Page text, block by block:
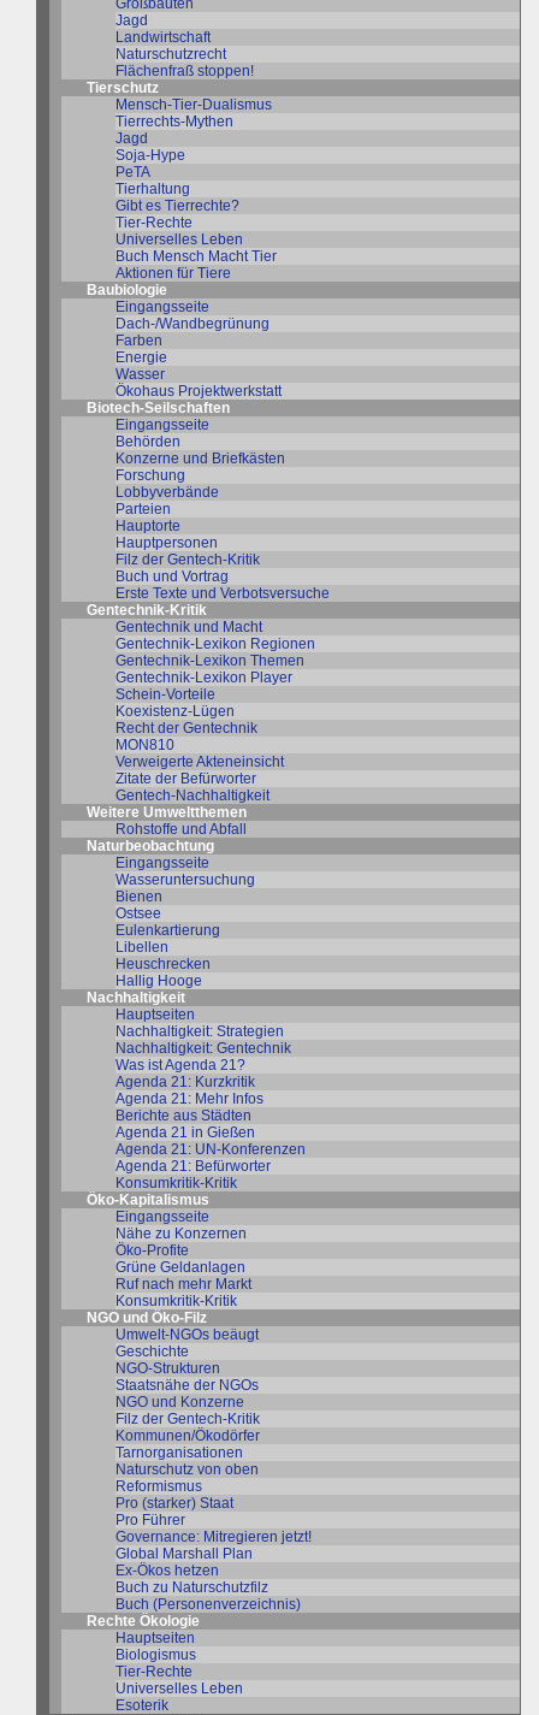
Großbauten
Jagd
Landwirtschaft
Naturschutzrecht
Flächenfraß stoppen!
Tierschutz
Mensch-Tier-Dualismus
Tierrechts-Mythen
Jagd
Soja-Hype
PeTA
Tierhaltung
Gibt es Tierrechte?
Tier-Rechte
Universelles Leben
Buch Mensch Macht Tier
Aktionen für Tiere
Baubiologie
Eingangsseite
Dach-/Wandbegrünung
Farben
Energie
Wasser
Ökohaus Projektwerkstatt
Biotech-Seilschaften
Eingangsseite
Behörden
Konzerne und Briefkästen
Forschung
Lobbyverbände
Parteien
Hauptorte
Hauptpersonen
Filz der Gentech-Kritik
Buch und Vortrag
Erste Texte und Verbotsversuche
Gentechnik-Kritik
Gentechnik und Macht
Gentechnik-Lexikon Regionen
Gentechnik-Lexikon Themen
Gentechnik-Lexikon Player
Schein-Vorteile
Koexistenz-Lügen
Recht der Gentechnik
MON810
Verweigerte Akteneinsicht
Zitate der Befürworter
Gentech-Nachhaltigkeit
Weitere Umweltthemen
Rohstoffe und Abfall
Naturbeobachtung
Eingangsseite
Wasseruntersuchung
Bienen
Ostsee
Eulenkartierung
Libellen
Heuschrecken
Hallig Hooge
Nachhaltigkeit
Hauptseiten
Nachhaltigkeit: Strategien
Nachhaltigkeit: Gentechnik
Was ist Agenda 21?
Agenda 21: Kurzkritik
Agenda 21: Mehr Infos
Berichte aus Städten
Agenda 21 in Gießen
Agenda 21: UN-Konferenzen
Agenda 21: Befürworter
Konsumkritik-Kritik
Öko-Kapitalismus
Eingangsseite
Nähe zu Konzernen
Öko-Profite
Grüne Geldanlagen
Ruf nach mehr Markt
Konsumkritik-Kritik
NGO und Öko-Filz
Umwelt-NGOs beäugt
Geschichte
NGO-Strukturen
Staatsnähe der NGOs
NGO und Konzerne
Filz der Gentech-Kritik
Kommunen/Ökodörfer
Tarnorganisationen
Naturschutz von oben
Reformismus
Pro (starker) Staat
Pro Führer
Governance: Mitregieren jetzt!
Global Marshall Plan
Ex-Ökos hetzen
Buch zu Naturschutzfilz
Buch (Personenverzeichnis)
Rechte Ökologie
Hauptseiten
Biologismus
Tier-Rechte
Universelles Leben
Esoterik